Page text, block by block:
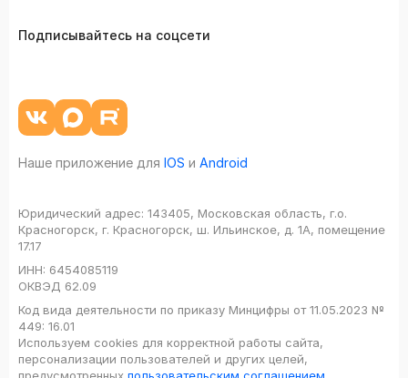
Подписывайтесь на соцсети
Наше приложение для IOS и Android
Юридический адрес: 143405, Московская область, г.о.
Красногорск, г. Красногорск, ш. Ильинское, д. 1А, помещение
17.17
ИНН: 6454085119
ОКВЭД 62.09
Код вида деятельности по приказу Минцифры от 11.05.2023 №
449: 16.01
Используем cookies для корректной работы сайта,
персонализации пользователей и других целей,